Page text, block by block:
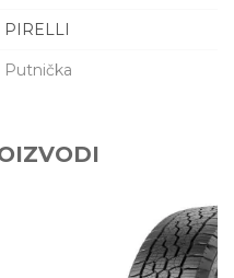
PIRELLI
Putnička